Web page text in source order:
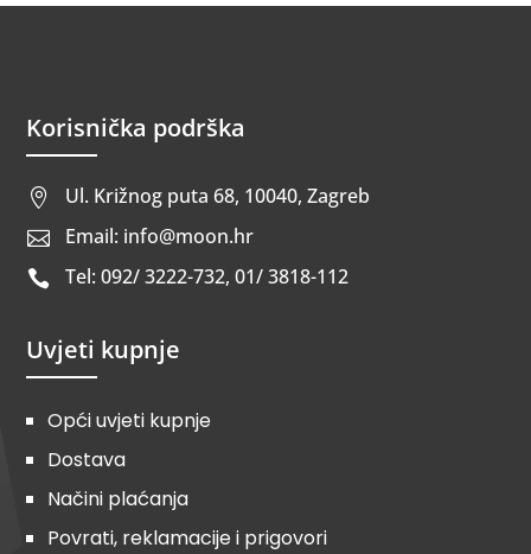
Korisnička podrška
 Ul. Križnog puta 68, 10040, Zagreb
 Email: info@moon.hr
 Tel: 092/ 3222-732, 01/ 3818-112
Uvjeti kupnje
Opći uvjeti kupnje
Dostava
Načini plaćanja
Povrati, reklamacije i prigovori